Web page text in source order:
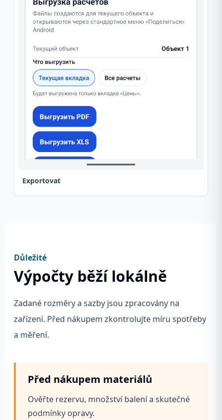
Exportovat
Důležité
Výpočty běží lokálně
Zadané rozměry a sazby jsou zpracovány na
zařízení. Před nákupem zkontrolujte míru spotřeby
a měření.
Před nákupem materiálů
Ověřte rezervu, množství balení a skutečné
podmínky opravy.